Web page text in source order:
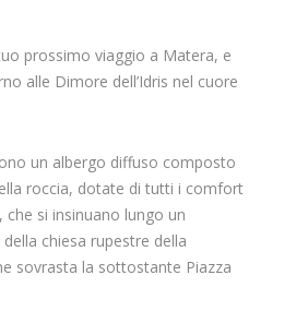
prossimo viaggio a Matera, e
alle Dimore dell’Idris nel cuore
un albergo diffuso composto
roccia, dotate di tutti i comfort
si insinuano lungo un
chiesa rupestre della
sovrasta la sottostante Piazza